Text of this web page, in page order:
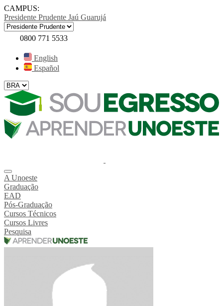
CAMPUS:
Presidente Prudente Jaú Guarujá
0800 771 5533
English
Español
A Unoeste
Graduação
EAD
Pós-Graduação
Cursos Técnicos
Cursos Livres
Pesquisa